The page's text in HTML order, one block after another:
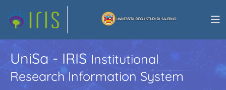
UniSa - IRISInstitutional
Research Information System